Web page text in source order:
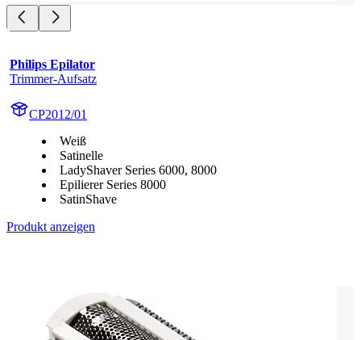
Philips Epilator
Trimmer-Aufsatz
CP2012/01
Weiß
Satinelle
LadyShaver Series 6000, 8000
Epilierer Series 8000
SatinShave
Produkt anzeigen